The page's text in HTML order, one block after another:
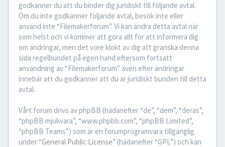
godkänner du att du binder dig juridiskt till följande avtal.
Om du inte godkänner följande avtal, besök inte eller
använd inte “Filemakerforum”. Vi kan ändra detta avtal när
som helst och vi kommer att göra allt för att informera dig
om ändringar, men det vore klokt av dig att granska denna
sida regelbundet på egen hand eftersom fortsatt
användning av “Filemakerforum” även efter ändringar
innebär att du godkänner att du är juridiskt bunden till detta
avtal.
Vårt forum drivs av phpBB (hädanefter “de”, “dem”, “deras”,
“phpBB mjukvara”, “www.phpbb.com”, “phpBB Limited”,
“phpBB Teams”) som är en forumprogramvara tillgänglig
under “General Public License” (hädanefter “GPL”) och kan